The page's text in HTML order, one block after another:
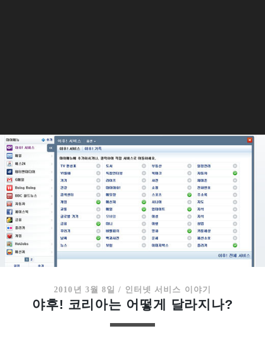
2010년 3월 8일 / 인터넷 서비스 이야기
야후! 코리아는 어떻게 달라지나?